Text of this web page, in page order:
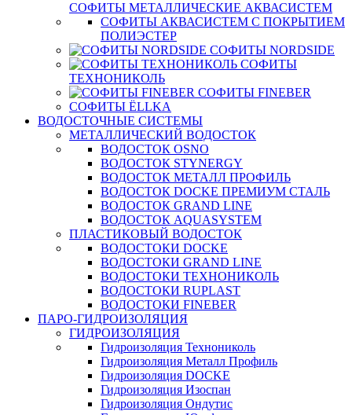
СОФИТЫ МЕТАЛЛИЧЕСКИЕ АКВАСИСТЕМ
СОФИТЫ АКВАСИСТЕМ С ПОКРЫТИЕМ
ПОЛИЭСТЕР
СОФИТЫ NORDSIDE
СОФИТЫ
ТЕХНОНИКОЛЬ
СОФИТЫ FINEBER
СОФИТЫ ЁLLKA
ВОДОСТОЧНЫЕ СИСТЕМЫ
МЕТАЛЛИЧЕСКИЙ ВОДОСТОК
ВОДОСТОК OSNO
ВОДОСТОК STYNERGY
ВОДОСТОК МЕТАЛЛ ПРОФИЛЬ
ВОДОСТОК DOCKE ПРЕМИУМ СТАЛЬ
ВОДОСТОК GRAND LINE
ВОДОСТОК AQUASYSTEM
ПЛАСТИКОВЫЙ ВОДОСТОК
ВОДОСТОКИ DOCKE
ВОДОСТОКИ GRAND LINE
ВОДОСТОКИ ТЕХНОНИКОЛЬ
ВОДОСТОКИ RUPLAST
ВОДОСТОКИ FINEBER
ПАРО-ГИДРОИЗОЛЯЦИЯ
ГИДРОИЗОЛЯЦИЯ
Гидроизоляция Технониколь
Гидроизоляция Металл Профиль
Гидроизоляция DOCKE
Гидроизоляция Изоспан
Гидроизоляция Ондутис